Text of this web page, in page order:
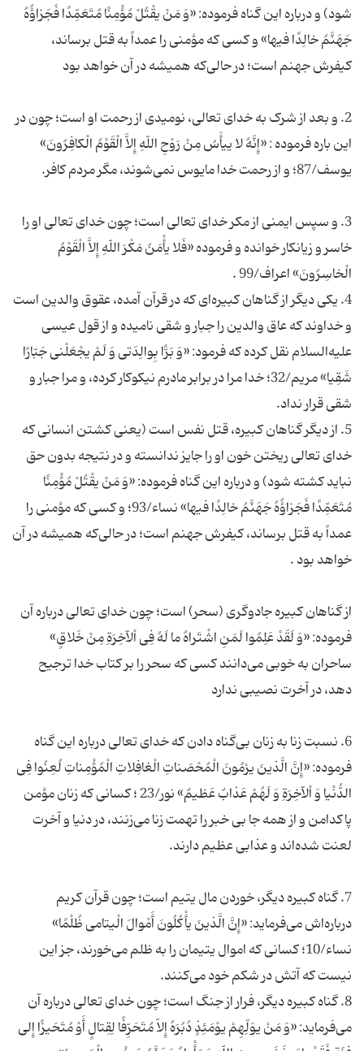
شود) و درباره این گناه فرموده: «وَ مَنْ یقْتُلْ مُؤْمِنًا مُتَعَمِّدًا فَجَزاؤُهُ
جَهَنَّمُ خالِدًا فیها» و کسی که مؤمنی را عمداً به قتل برساند،
2. و بعد از شرک به خدای تعالی، نومیدی از رحمت او است؛ چون در
این باره فرموده : «إِنَّهُ لا ییأَسُ مِنْ رَوْحِ اللّهِ إِلاَّ الْقَوْمُ الْکافِرُونَ»
3. و سپس ایمنی از مکر خدای تعالی است؛ چون خدای تعالی او را
خاسر و زیانکار خوانده و فرموده «فَلا یأْمَنُ مَکْرَ اللّهِ إِلاَّ الْقَوْمُ
4. یکی دیگر از گناهان کبیره‌ای که در قرآن آمده، عقوق والدین است
و خداوند که عاق والدین را جبار و شقی نامیده و از قول عیسی
علیه‌السلام نقل کرده که فرمود: «وَ بَرًّا بِوالِدَتی وَ لَمْ یجْعَلْنی جَبّارًا
شَقِیا» مریم/32؛ خدا مرا در برابر مادرم نیکوکار کرده، و مرا جبار و
5. از دیگر گناهان کبیره، قتل نفس است (یعنی کشتن انسانی که
خدای تعالی ریختن خون او را جایز ندانسته و در نتیجه بدون حق
نباید کشته شود) و درباره این گناه فرموده: «وَ مَنْ یقْتُلْ مُؤْمِنًا
مُتَعَمِّدًا فَجَزاؤُهُ جَهَنَّمُ خالِدًا فیها» نساء/93؛ و کسی که مؤمنی را
عمداً به قتل برساند، کیفرش جهنم است؛ در حالی‌که همیشه در آن
از گناهان کبیره جادوگری (سحر) است؛ چون خدای تعالی درباره آن
فرموده: «وَ لَقَدْ عَلِمُوا لَمَنِ اشْتَراهُ ما لَهُ فِی اْلآخِرَةِ مِنْ خَلاقٍ»
ساحران به خوبی می‌دانند کسی که سحر را بر کتاب خدا ترجیح
6. نسبت زنا به زنان بی‌گناه دادن که خدای تعالی درباره این گناه
فرموده: «إِنَّ الَّذینَ یرْمُونَ الْمُحْصَناتِ الْغافِلاتِ الْمُؤْمِناتِ لُعِنُوا فِی
الدُّنْیا وَ اْلآخِرَةِ وَ لَهُمْ عَذابٌ عَظیمٌ» نور/23 ؛ کسانی که زنان مؤمن
پاکدامن و از همه جا بی خبر را تهمت زنا می‌زنند، در دنیا و آخرت
7. گناه کبیره دیگر، خوردن مال یتیم است؛ چون قرآن کریم
درباره‌اش می‌فرماید: «إِنَّ الَّذینَ یأْکُلُونَ أَمْوالَ الْیتامى ظُلْمًا»
نساء/10؛ کسانی که اموال یتیمان را به ظلم می‌خورند، جز این
8. گناه کبیره دیگر، فرار از جنگ است؛ چون خدای تعالی درباره آن
می‌فرماید: «وَ مَنْ یوَلِّهِمْ یوْمَئِذٍ دُبُرَهُ إِلاّ مُتَحَرِّفًا لِقِتالٍ أَوْ مُتَحَیزًا إِلى